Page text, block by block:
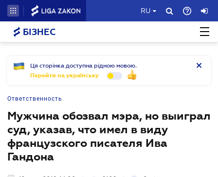
RU
БІЗНЕС
Ця сторінка доступна рідною мовою.
Перейти на українську
Ответственность
Мужчина обозвал мэра, но выиграл
суд, указав, что имел в виду
французского писателя Ива
Гандона